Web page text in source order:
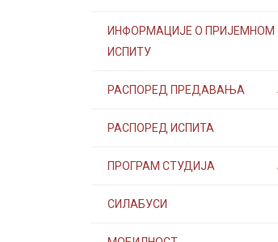
ИНФОРМАЦИЈЕ О ПРИЈЕМНОМ
ИСПИТУ
РАСПОРЕД ПРЕДАВАЊА
РАСПОРЕД ИСПИТА
ПРОГРАМ СТУДИЈА
СИЛАБУСИ